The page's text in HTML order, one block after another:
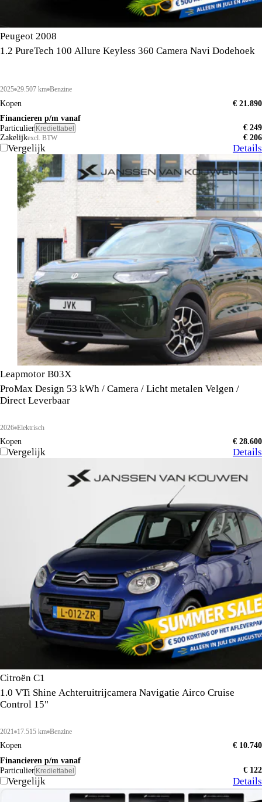
Peugeot 2008
1.2 PureTech 100 Allure Keyless 360 Camera Navi Dodehoek
2025 29.507 km Benzine
Kopen
€ 21.890
Financieren p/m vanaf
Particulier Krediettabel
€ 249
Zakelijkexcl. BTW € 206
Vergelijk Details
Leapmotor B03X
ProMax Design 53 kWh / Camera / Licht metalen Velgen /
Direct Leverbaar
2026 Elektrisch
Kopen € 28.600
Vergelijk Details
Citroën C1
1.0 VTi Shine Achteruitrijcamera Navigatie Airco Cruise
Control 15"
2021 17.515 km Benzine
Kopen
€ 10.740
Financieren p/m vanaf
Particulier Krediettabel € 122
Vergelijk Details